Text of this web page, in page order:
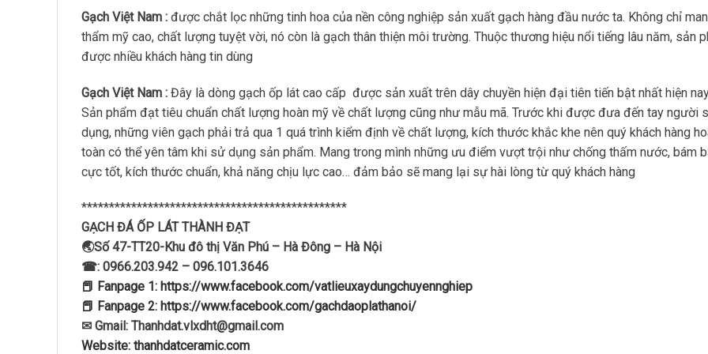
Gạch Việt Nam : được chắt lọc những tinh hoa của nền công nghiệp sản xuất gạch hàng đầu nước ta. Không chỉ
thẩm mỹ cao, chất lượng tuyệt vời, nó còn là gạch thân thiện môi trường. Thuộc thương hiệu nổi tiếng lâu năm, sản
được nhiều khách hàng tin dùng
Gạch Việt Nam : Đây là dòng gạch ốp lát cao cấp được sản xuất trên dây chuyền hiện đại tiên tiến bật nhất hiện
Sản phẩm đạt tiêu chuẩn chất lượng hoàn mỹ về chất lượng cũng như mẫu mã. Trước khi được đưa đến tay người
dụng, những viên gạch phải trả qua 1 quá trình kiểm định về chất lượng, kích thước khắc khe nên quý khách hàng
toàn có thể yên tâm khi sử dụng sản phẩm. Mang trong mình những ưu điểm vượt trội như chống thấm nước, bám
cực tốt, kích thước chuẩn, khả năng chịu lực cao… đảm bảo sẽ mang lại sự hài lòng từ quý khách hàng
************************************************
GẠCH ĐÁ ỐP LÁT THÀNH ĐẠT
🌏Số 47-TT20-Khu đô thị Văn Phú – Hà Đông – Hà Nội
☎: 0966.203.942 – 096.101.3646
📕 Fanpage 1: https://www.facebook.com/vatlieuxaydungchuyennghiep
📕 Fanpage 2: https://www.facebook.com/gachdaoplathanoi/
✉ Gmail: Thanhdat.vlxdht@gmail.com
Website: thanhdatceramic.com